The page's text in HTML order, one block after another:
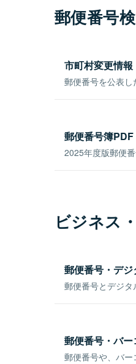
郵便番号
市町村変更情報
郵便番号を公表し
郵便番号簿PDF
2025年度版郵便
ビジネス
郵便番号・デ
郵便番号とデジタ
郵便番号・バ
郵便番号や、バー